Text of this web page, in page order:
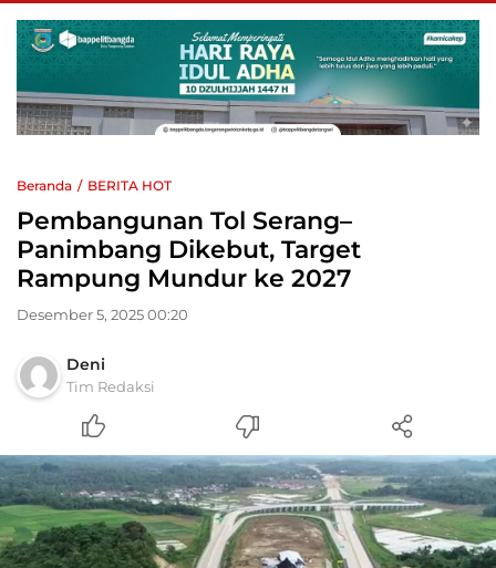
Beranda BERITA HOT
Pembangunan Tol Serang–
Panimbang Dikebut, Target
Rampung Mundur ke 2027
Desember 5, 2025 00:20
Deni
Tim Redaksi